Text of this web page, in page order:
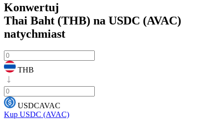
Konwertuj
Thai Baht (THB) na USDC (AVAC)
natychmiast
THB
USDCAVAC
Kup USDC (AVAC)